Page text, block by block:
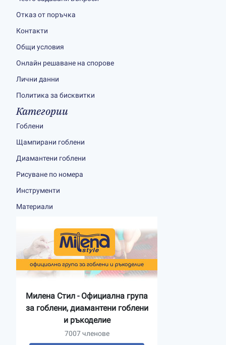
Отказ от поръчка
Контакти
Общи условия
Онлайн решаване на спорове
Лични данни
Политика за бисквитки
Категории
Гоблени
Щампирани гоблени
Диамантени гоблени
Рисуване по номера
Инструменти
Материали
Милена Стил - Официална група
за гоблени, диамантени гоблени
и ръкоделие
7007 членове